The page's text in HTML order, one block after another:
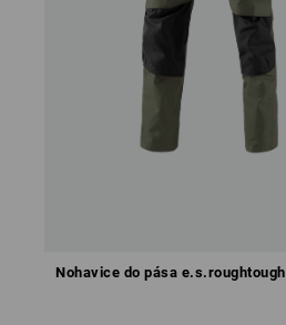
Nohavice do pása e.s.roughtough